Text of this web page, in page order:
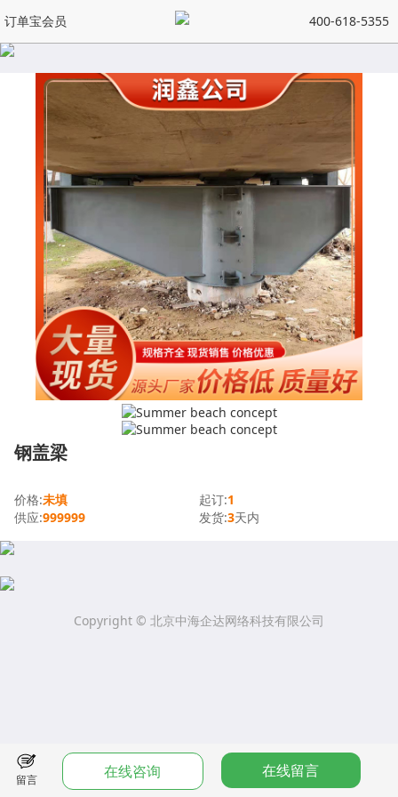
订单宝会员 400-618-5355
钢盖梁
价格:未填 起订:1
供应:999999 发货:3天内
留言 在线咨询 在线留言
Copyright © 北京中海企达网络科技有限公司